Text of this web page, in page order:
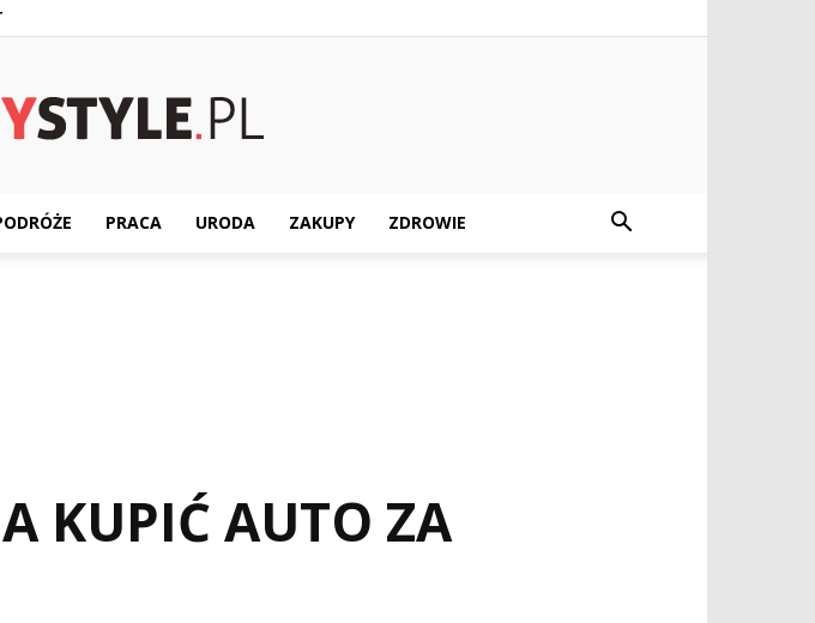
PRACA URODA ZAKUPY ZDROWIE
KUPIĆ AUTO ZA